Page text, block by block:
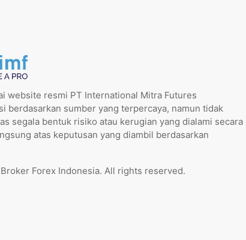
website resmi PT International Mitra Futures
berdasarkan sumber yang terpercaya, namun tidak
segala bentuk risiko atau kerugian yang dialami secara
atas keputusan yang diambil berdasarkan
Forex Indonesia. All rights reserved.